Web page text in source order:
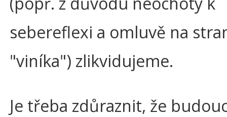
sebereflexi a omluvě na
"viníka") zlikvidujeme.
Je třeba zdůraznit, že